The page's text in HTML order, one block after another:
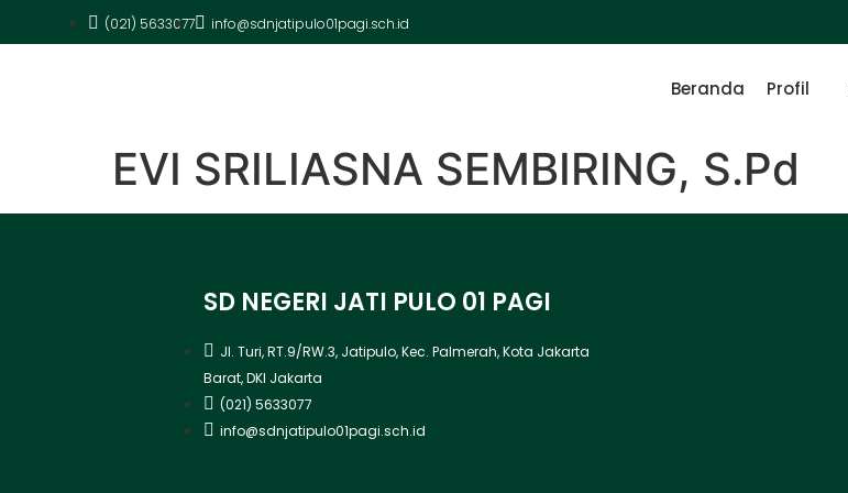
(021) 5633077 info@sdnjatipulo01pagi.sch.id
Beranda Profil
EVI SRILIASNA SEMBIRING, S.Pd
SD NEGERI JATI PULO 01 PAGI
Jl. Turi, RT.9/RW.3, Jatipulo, Kec. Palmerah, Kota Jakarta
Barat, DKI Jakarta
(021) 5633077
info@sdnjatipulo01pagi.sch.id